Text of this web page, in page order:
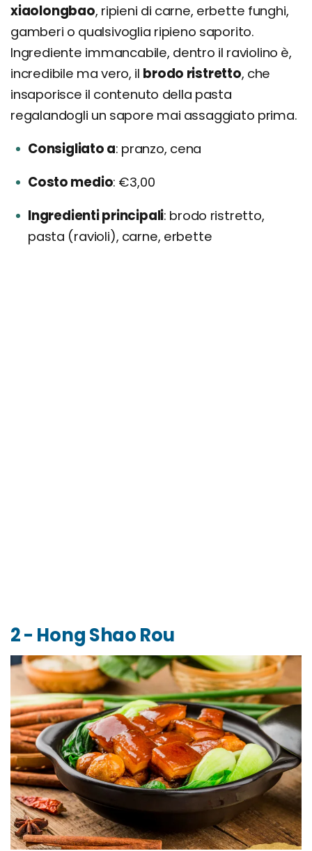
xiaolongbao, ripieni di carne, erbette funghi,
gamberi o qualsivoglia ripieno saporito.
Ingrediente immancabile, dentro il raviolino è,
incredibile ma vero, il brodo ristretto, che
insaporisce il contenuto della pasta
regalandogli un sapore mai assaggiato prima.
Consigliato a pranzo, cena
Costo medio €3,00
Ingredienti principali brodo ristretto,
pasta (ravioli), carne, erbette
2 - Hong Shao Rou